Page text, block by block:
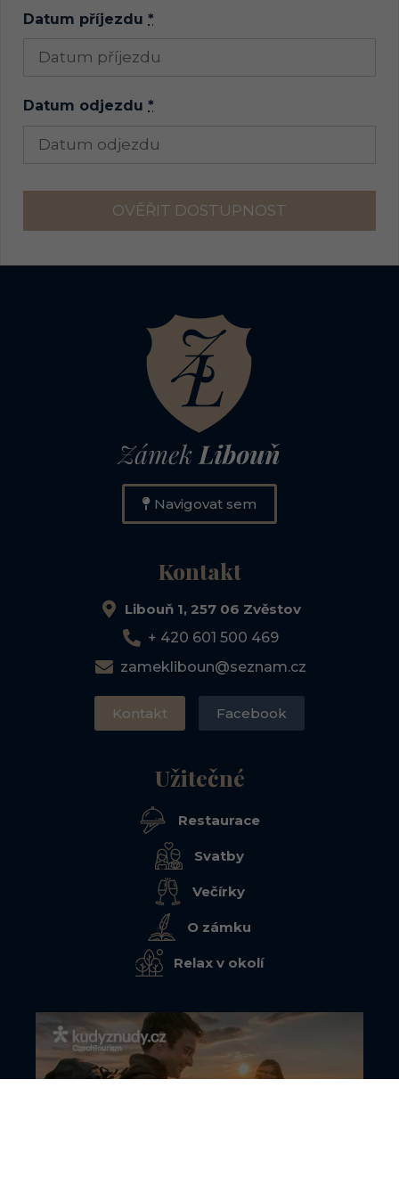
Datum příjezdu *
Datum odjezdu *
Navigovat sem
Kontakt
Libouň 1, 257 06 Zvěstov
+ 420 601 500 469
zamekliboun@seznam.cz
Kontakt Facebook
Užitečné
Restaurace
Svatby
Večírky
O zámku
Relax v okolí